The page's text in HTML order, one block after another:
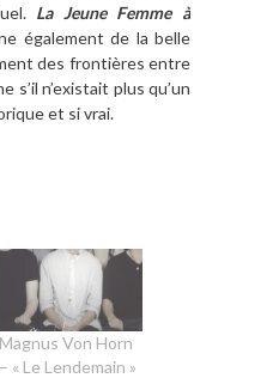
La Jeune Femme à
également de la belle
des frontières entre
s’il n’existait plus qu’un
et si vrai.
Magnus Von Horn
– « Le Lendemain »